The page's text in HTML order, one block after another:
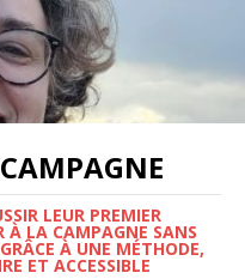
LEUR PREMIER
À LA CAMPAGNE SANS
À UNE MÉTHODE,
ET ACCESSIBLE